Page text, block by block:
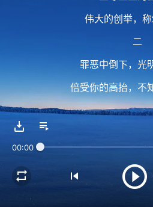
伟大的创举，称
二
罪恶中倒下，光
倍受你的高抬，不
道成肉身受
每逢想起你
00:00